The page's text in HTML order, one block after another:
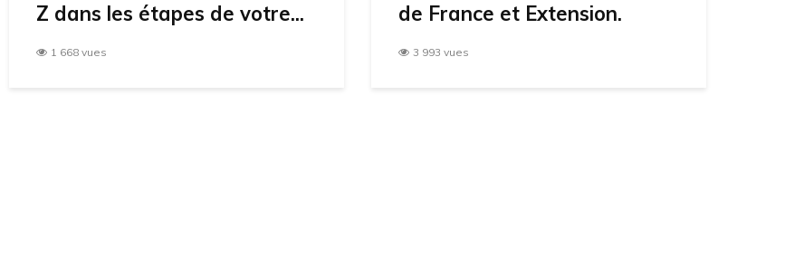
Z dans les étapes de votre...
1 668 vues
de France et Extension.
3 993 vues